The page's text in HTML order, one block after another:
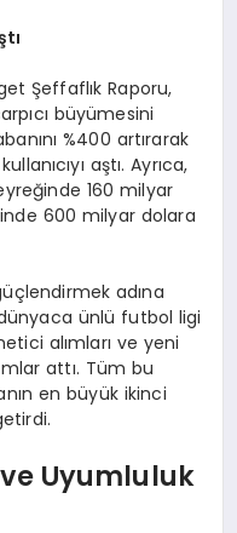
Şeffaflık Raporu,
büyümesini
%400 artırarak
aştı. Ayrıca,
160 milyar
600 milyar dolara
adına
ünlü futbol ligi
alımları ve yeni
attı. Tüm bu
en büyük ikinci
Uyumluluk